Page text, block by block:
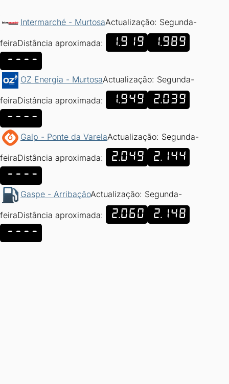
Intermarché - MurtosaActualização: Segunda-
feiraDistância aproximada: 1.919
1.989
----
OZ Energia - MurtosaActualização: Segunda-
feiraDistância aproximada: 1.949
2.039
----
Galp - Ponte da VarelaActualização: Segunda-
feiraDistância aproximada: 2.049
2.144
----
Gaspe - ArribaçãoActualização: Segunda-
feiraDistância aproximada: 2.060
2.148
----